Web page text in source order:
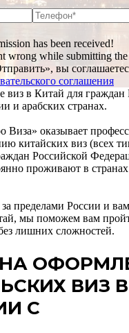
has been received!
wrong while submitting
вы
соглашения
виз в Китай для
и арабских странах.
Виза» оказывает
китайских виз (всех
Российской
проживают в
пределами России и
мы поможем вам
лишних сложностей.
ВИЗ
C